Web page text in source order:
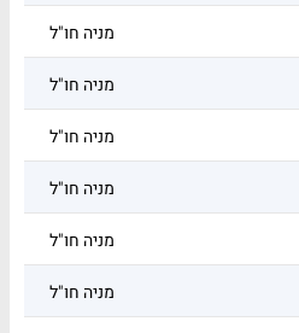
מניה חו"ל
מניה חו"ל
מניה חו"ל
מניה חו"ל
מניה חו"ל
מניה חו"ל